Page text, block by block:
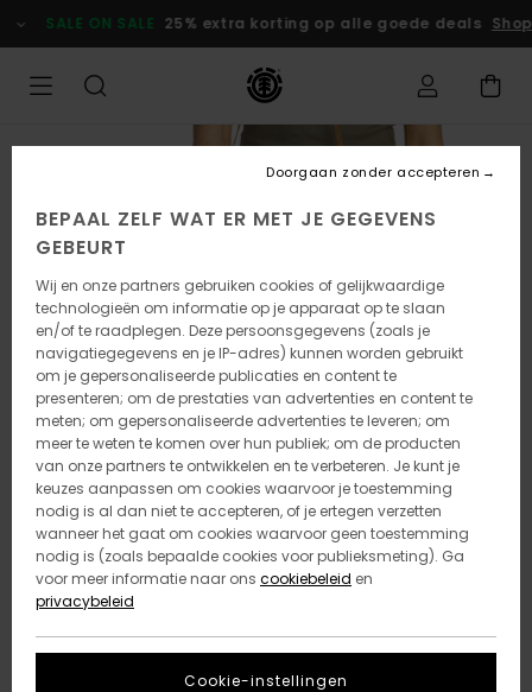
naar
Productinformatie
SALE ON SALE 25% extra korting op alle goede deals
BEPAAL ZELF WAT ER MET JE GEGEVENS
GEBEURT
Wij en onze partners gebruiken cookies of gelijkwaardige
technologieën om informatie op je apparaat op te slaan
en/of te raadplegen. Deze persoonsgegevens (zoals je
navigatiegegevens en je IP-adres) kunnen worden gebruikt
om je gepersonaliseerde publicaties en content te
presenteren; om de prestaties van advertenties en content te
meten; om gepersonaliseerde advertenties te leveren; om
meer te weten te komen over hun publiek; om de producten
van onze partners te ontwikkelen en te verbeteren. Je kunt je
keuzes aanpassen om cookies waarvoor je toestemming
nodig is al dan niet te accepteren, of je ertegen verzetten
wanneer het gaat om cookies waarvoor geen toestemming
nodig is (zoals bepaalde cookies voor publieksmeting). Ga
voor meer informatie naar ons cookiebeleid en
privacybeleid
Cookie-instellingen
Doorgaan zonder accepteren